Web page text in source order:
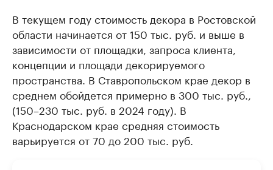
В текущем году стоимость декора в Ростовской
области начинается от 150 тыс. руб. и выше в
зависимости от площадки, запроса клиента,
концепции и площади декорируемого
пространства. В Ставропольском крае декор в
среднем обойдется примерно в 300 тыс. руб.,
(150–230 тыс. руб. в 2024 году). В
Краснодарском крае средняя стоимость
варьируется от 70 до 200 тыс. руб.